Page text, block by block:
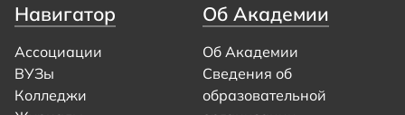
Навигатор
Ассоциации
ВУЗы
Колледжи
Об Академии
Об Академии
Сведения об
образовательной